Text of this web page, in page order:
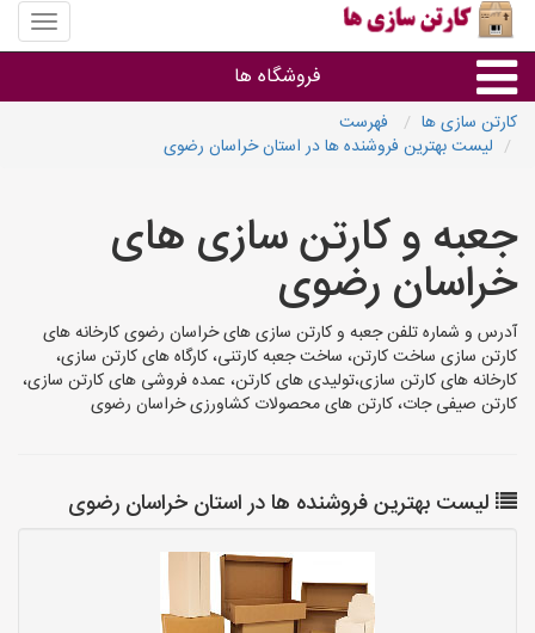
منوی
سایت
سازی
فروشگاه ها
کارتن جعبه
سایر گروه ها
فروشنده های کارتن جعبه
کارتن سازی ها
فهرست
لیست بهترین فروشنده ها در استان خراسان رضوی
جعبه و کارتن سازی های
خراسان رضوی
آدرس و شماره تلفن جعبه و کارتن سازی های خراسان رضوی کارخانه های
کارتن سازی ساخت کارتن، ساخت جعبه کارتنی، کارگاه های کارتن سازی،
کارخانه های کارتن سازی،تولیدی های کارتن، عمده فروشی های کارتن سازی،
کارتن صیفی جات، کارتن های محصولات کشاورزی خراسان رضوی
لیست بهترین فروشنده ها در استان خراسان رضوی